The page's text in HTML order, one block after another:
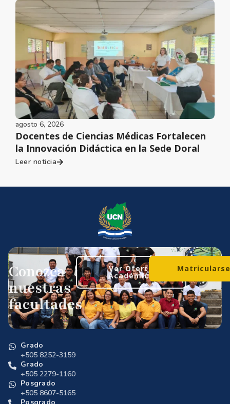
agosto 6, 2026
Docentes de Ciencias Médicas Fortalecen
la Innovación Didáctica en la Sede Doral
Leer noticia
Conozca
nuestras
facultades
Ver Oferta
Académica
Grado
+505 8252-3159
Grado
+505 2279-1160
Posgrado
+505 8607-5165
Posgrado